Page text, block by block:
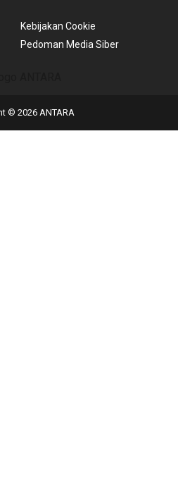
Kebijakan Cookie
Pedoman Media Siber
© 2026 ANTARA